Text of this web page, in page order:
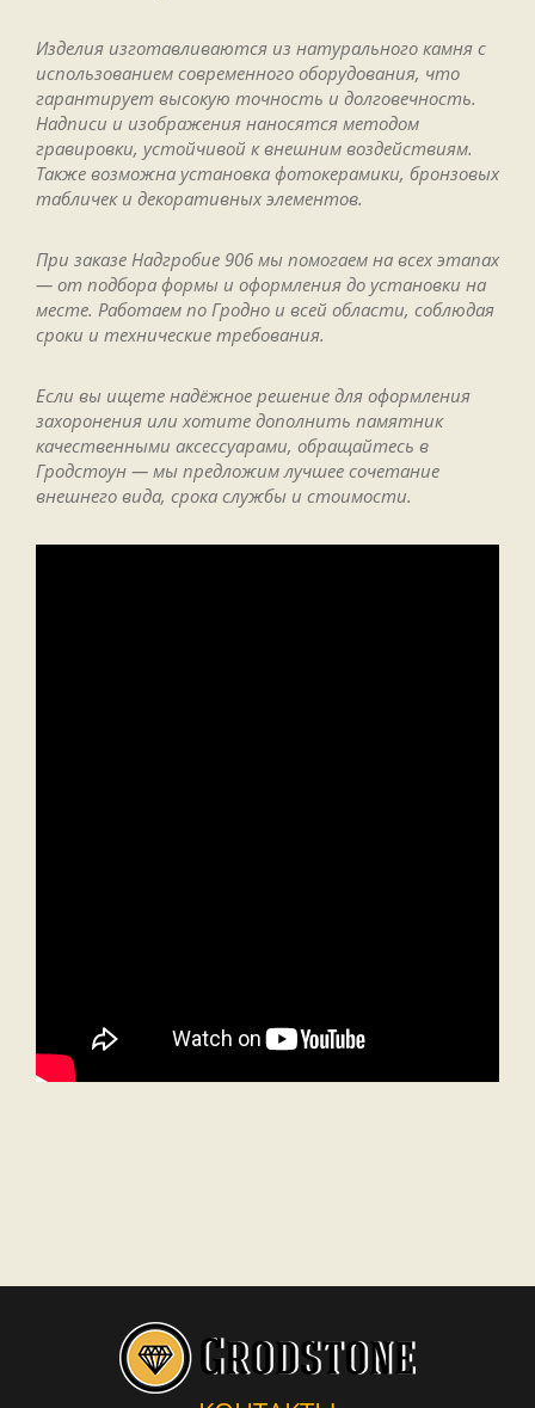
Изделия изготавливаются из натурального камня с
использованием современного оборудования, что
гарантирует высокую точность и долговечность.
Надписи и изображения наносятся методом
гравировки, устойчивой к внешним воздействиям.
Также возможна установка фотокерамики, бронзовых
табличек и декоративных элементов.
При заказе Надгробие 906 мы помогаем на всех этапах
— от подбора формы и оформления до установки на
месте. Работаем по Гродно и всей области, соблюдая
сроки и технические требования.
Если вы ищете надёжное решение для оформления
захоронения или хотите дополнить памятник
качественными аксессуарами, обращайтесь в
Гродстоун — мы предложим лучшее сочетание
внешнего вида, срока службы и стоимости.